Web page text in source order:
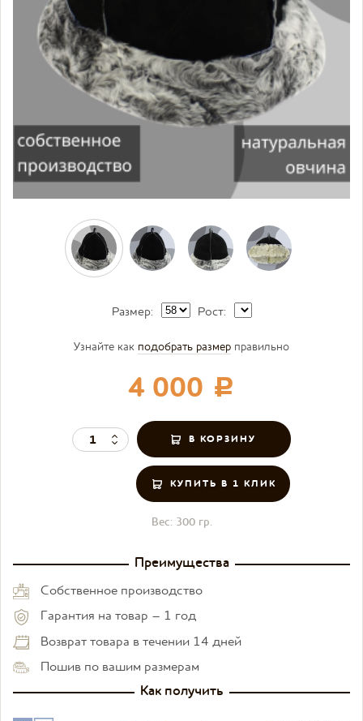
Узнайте как подобрать размер правильно
4 000 c
Размер: Рост:
КУПИТЬ В 1 КЛИК
Вес: 300 гр.
Преимущества
Собственное производство
Гарантия на товар – 1 год
Возврат товара в течении 14 дней
Пошив по вашим размерам
Как получить